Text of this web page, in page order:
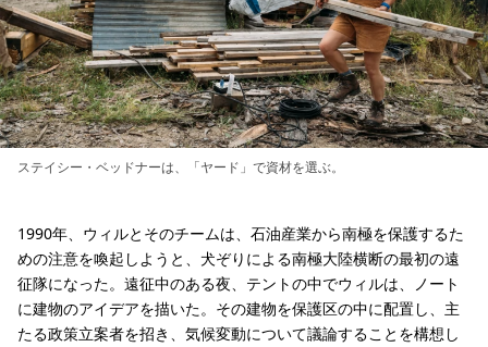
ステイシー・ベッドナーは、「ヤード」で資材を選ぶ。
1990年、ウィルとそのチームは、石油産業から南極を保護するた
めの注意を喚起しようと、犬ぞりによる南極大陸横断の最初の遠
征隊になった。遠征中のある夜、テントの中でウィルは、ノート
に建物のアイデアを描いた。その建物を保護区の中に配置し、主
たる政策立案者を招き、気候変動について議論することを構想し